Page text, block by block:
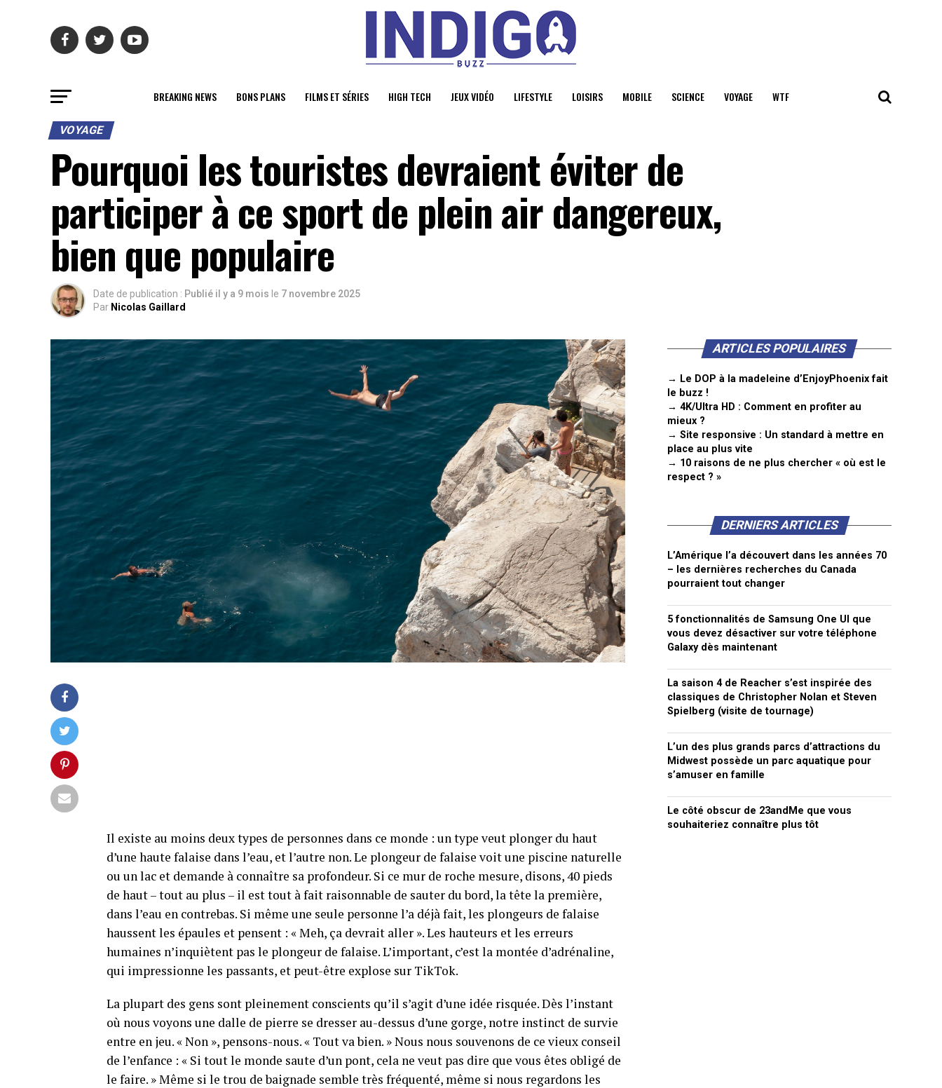
BREAKING NEWS BONS PLANS FILMS ET SÉRIES HIGH TECH JEUX VIDÉO LIFESTYLE LOISIRS MOBILE SCIENCE VOYAGE WTF
VOYAGE
Pourquoi les touristes devraient éviter de
participer à ce sport de plein air dangereux,
bien que populaire
Date de publication : Publié il y a 9 mois le 7 novembre 2025
Par Nicolas Gaillard
Il existe au moins deux types de personnes dans ce monde : un type veut plonger du haut
d’une haute falaise dans l’eau, et l’autre non. Le plongeur de falaise voit une piscine naturelle
ou un lac et demande à connaître sa profondeur. Si ce mur de roche mesure, disons, 40 pieds
de haut – tout au plus – il est tout à fait raisonnable de sauter du bord, la tête la première,
dans l’eau en contrebas. Si même une seule personne l’a déjà fait, les plongeurs de falaise
haussent les épaules et pensent : « Meh, ça devrait aller ». Les hauteurs et les erreurs
humaines n’inquiètent pas le plongeur de falaise. L’important, c’est la montée d’adrénaline,
qui impressionne les passants, et peut-être explose sur TikTok.
La plupart des gens sont pleinement conscients qu’il s’agit d’une idée risquée. Dès l’instant
où nous voyons une dalle de pierre se dresser au-dessus d’une gorge, notre instinct de survie
entre en jeu. « Non », pensons-nous. « Tout va bien. » Nous nous souvenons de ce vieux conseil
de l’enfance : « Si tout le monde saute d’un pont, cela ne veut pas dire que vous êtes obligé de
le faire. » Même si le trou de baignade semble très fréquenté, même si nous regardons les
ARTICLES POPULAIRES
→ Le DOP à la madeleine d’EnjoyPhoenix fait
le buzz !
→ 4K/Ultra HD : Comment en profiter au
mieux ?
→ Site responsive : Un standard à mettre en
place au plus vite
→ 10 raisons de ne plus chercher « où est le
respect ? »
DERNIERS ARTICLES
L’Amérique l’a découvert dans les années 70
– les dernières recherches du Canada
pourraient tout changer
5 fonctionnalités de Samsung One UI que
vous devez désactiver sur votre téléphone
Galaxy dès maintenant
La saison 4 de Reacher s’est inspirée des
classiques de Christopher Nolan et Steven
Spielberg (visite de tournage)
L’un des plus grands parcs d’attractions du
Midwest possède un parc aquatique pour
s’amuser en famille
Le côté obscur de 23andMe que vous
souhaiteriez connaître plus tôt